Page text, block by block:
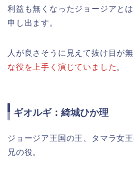
利益も無くなったジョージアと
申し出ます。
人が良さそうに見えて抜け目が
な役を上手く演じていました。
ギオルギ：綺城ひか理
ジョージア王国の王、タマラ女
兄の役。